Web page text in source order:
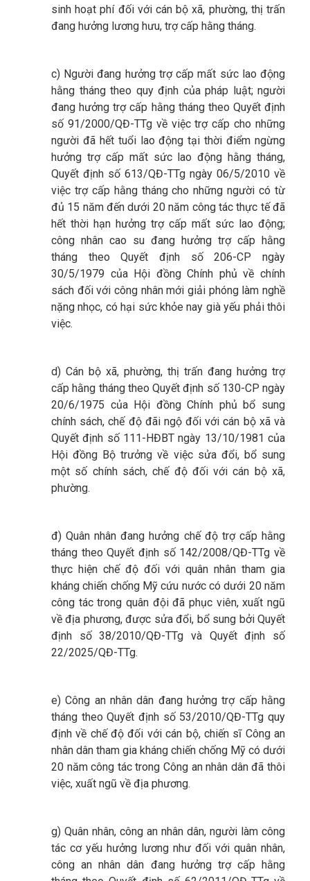
sinh hoạt phí đối với cán bộ xã, phường, thị trấn
đang hưởng lương hưu, trợ cấp hằng tháng.
c) Người đang hưởng trợ cấp mất sức lao động
hằng tháng theo quy định của pháp luật; người
đang hưởng trợ cấp hằng tháng theo Quyết định
số 91/2000/QĐ-TTg về việc trợ cấp cho những
người đã hết tuổi lao động tại thời điểm ngừng
hưởng trợ cấp mất sức lao động hằng tháng,
Quyết định số 613/QĐ-TTg ngày 06/5/2010 về
việc trợ cấp hằng tháng cho những người có từ
đủ 15 năm đến dưới 20 năm công tác thực tế đã
hết thời hạn hưởng trợ cấp mất sức lao động;
công nhân cao su đang hưởng trợ cấp hằng
tháng theo Quyết định số 206-CP ngày
30/5/1979 của Hội đồng Chính phủ về chính
sách đối với công nhân mới giải phóng làm nghề
nặng nhọc, có hại sức khỏe nay già yếu phải thôi
việc.
d) Cán bộ xã, phường, thị trấn đang hưởng trợ
cấp hằng tháng theo Quyết định số 130-CP ngày
20/6/1975 của Hội đồng Chính phủ bổ sung
chính sách, chế độ đãi ngộ đối với cán bộ xã và
Quyết định số 111-HĐBT ngày 13/10/1981 của
Hội đồng Bộ trưởng về việc sửa đổi, bổ sung
một số chính sách, chế độ đối với cán bộ xã,
phường.
đ) Quân nhân đang hưởng chế độ trợ cấp hằng
tháng theo Quyết định số 142/2008/QĐ-TTg về
thực hiện chế độ đối với quân nhân tham gia
kháng chiến chống Mỹ cứu nước có dưới 20 năm
công tác trong quân đội đã phục viên, xuất ngũ
về địa phương, được sửa đổi, bổ sung bởi Quyết
định số 38/2010/QĐ-TTg và Quyết định số
22/2025/QĐ-TTg.
e) Công an nhân dân đang hưởng trợ cấp hằng
tháng theo Quyết định số 53/2010/QĐ-TTg quy
định về chế độ đối với cán bộ, chiến sĩ Công an
nhân dân tham gia kháng chiến chống Mỹ có dưới
20 năm công tác trong Công an nhân dân đã thôi
việc, xuất ngũ về địa phương.
g) Quân nhân, công an nhân dân, người làm công
tác cơ yếu hưởng lương như đối với quân nhân,
công an nhân dân đang hưởng trợ cấp hằng